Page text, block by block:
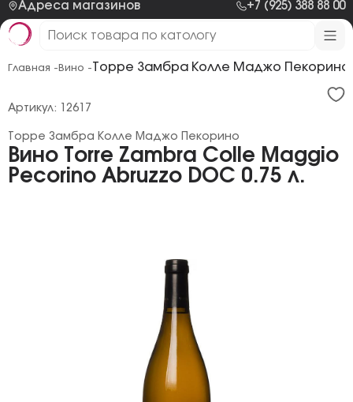
Адреса магазинов +7 (925) 388 88 00
Главная - Вино -Торре Замбра Колле Маджо Пекорино
Вино Torre Zambra Colle Maggio
Pecorino Abruzzo DOC 0.75 л.
Торре Замбра Колле Маджо Пекорино
Артикул: 12617